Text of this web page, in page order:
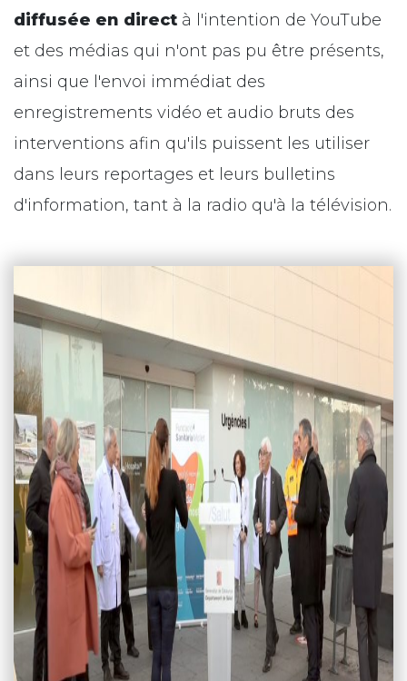
diffusée en direct à l'intention de YouTube
et des médias qui n'ont pas pu être présents,
ainsi que l'envoi immédiat des
enregistrements vidéo et audio bruts des
interventions afin qu'ils puissent les utiliser
dans leurs reportages et leurs bulletins
d'information, tant à la radio qu'à la télévision.